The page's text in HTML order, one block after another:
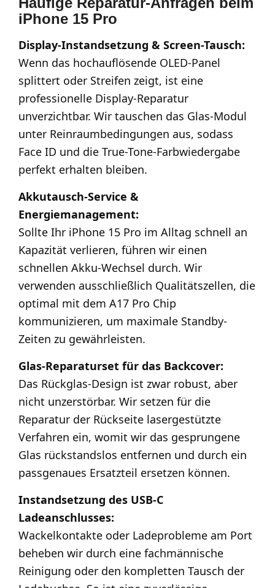
iPhone 15 Pro
Display-Instandsetzung & Screen-Tausch:
Wenn das hochauflösende OLED-Panel
splittert oder Streifen zeigt, ist eine
professionelle Display-Reparatur
unverzichtbar. Wir tauschen das Glas-Modul
unter Reinraumbedingungen aus, sodass
Face ID und die True-Tone-Farbwiedergabe
perfekt erhalten bleiben.
Akkutausch-Service &
Energiemanagement:
Sollte Ihr iPhone 15 Pro im Alltag schnell an
Kapazität verlieren, führen wir einen
schnellen Akku-Wechsel durch. Wir
verwenden ausschließlich Qualitätszellen, die
optimal mit dem A17 Pro Chip
kommunizieren, um maximale Standby-
Zeiten zu gewährleisten.
Glas-Reparaturset für das Backcover:
Das Rückglas-Design ist zwar robust, aber
nicht unzerstörbar. Wir setzen für die
Reparatur der Rückseite lasergestützte
Verfahren ein, womit wir das gesprungene
Glas rückstandslos entfernen und durch ein
passgenaues Ersatzteil ersetzen können.
Instandsetzung des USB-C
Ladeanschlusses:
Wackelkontakte oder Ladeprobleme am Port
beheben wir durch eine fachmännische
Reinigung oder den kompletten Tausch der